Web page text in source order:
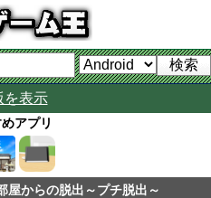
を表示
アプリ
屋からの脱出～プチ脱出～